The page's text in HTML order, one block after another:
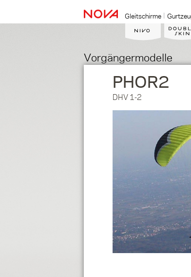
Gleitschirme
Vorgängermodelle
PHOR2
DHV 1-2